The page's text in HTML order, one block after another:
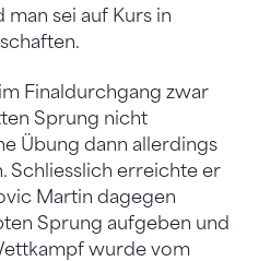
sei auf Kurs in
Finaldurchgang zwar
Sprung nicht
Übung dann allerdings
Schliesslich erreichte er
Martin dagegen
Sprung aufgeben und
wurde vom